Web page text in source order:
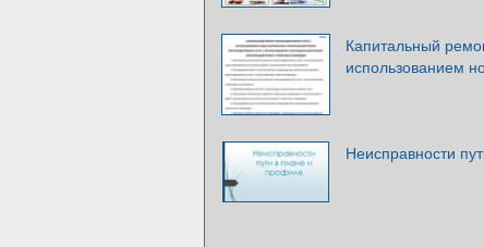
Капитальный
использованием
Неисправности